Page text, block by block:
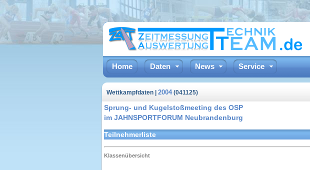
Home Daten News Service
Wettkampfdaten | 2004(041125)
Sprung- und Kugelstoßmeeting des OSP
im JAHNSPORTFORUM Neubrandenburg
Teilnehmerliste
Klassenübersicht